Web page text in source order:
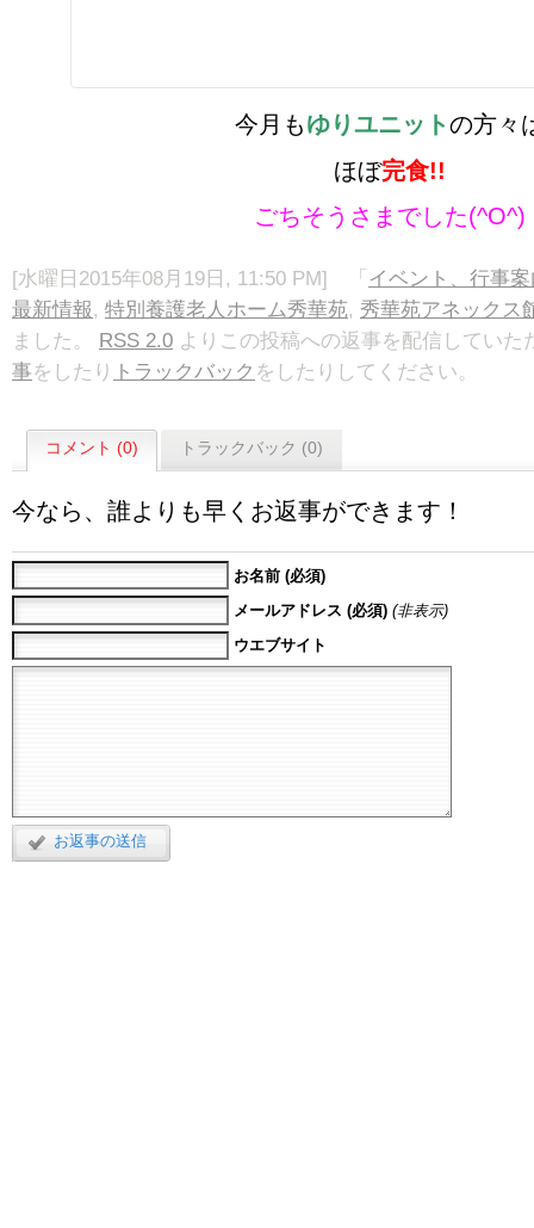
今月もゆりユニットの方々
ほぼ完食!!
ごちそうさまでした(^O^)
[水曜日2015年08月19日, 11:50 PM] 「 イベント、行事
最新情報, 特別養護老人ホーム秀華苑, 秀華苑アネックス
ました。 RSS 2.0 よりこの投稿への返事を配信していた
事をしたり トラックバック をしたりしてください。
コメント (0) トラックバック (0)
今なら、誰よりも早くお返事ができます！
お名前 (必須)
メールアドレス (必須) (非表示)
ウエブサイト
お返事の送信